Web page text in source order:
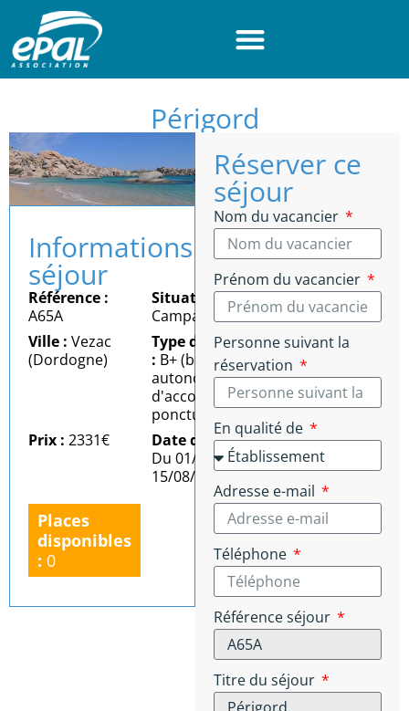
Périgord
Informations
séjour
Référence :
A65A
Situation :
Campagne
Ville : Vezac
(Dordogne)
Type d'autonomie
: B+ (bonne
autonomie = besoin
d'accompagnement
ponctuel)
Prix : 2331€
Date du séjour :
Du 01/08/2026 au
15/08/2026
Places
disponibles
: 0
Réserver ce
séjour
Nom du vacancier
Prénom du vacancier
Personne suivant la
réservation
En qualité de
Adresse e-mail
Téléphone
Référence séjour
Titre du séjour
Panneau de gestion des cookies